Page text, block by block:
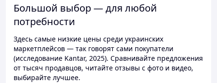
Большой выбор — для любой
потребности
Здесь самые низкие цены среди украинских
маркетплейсов — так говорят сами покупатели
(исследование Kantar, 2025). Сравнивайте предложения
от тысяч продавцов, читайте отзывы с фото и видео,
выбирайте лучшее.